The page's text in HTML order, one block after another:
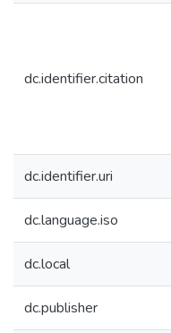
dc.identifier.citation
dc.identifier.uri
dc.language.iso
dc.local
dc.publisher